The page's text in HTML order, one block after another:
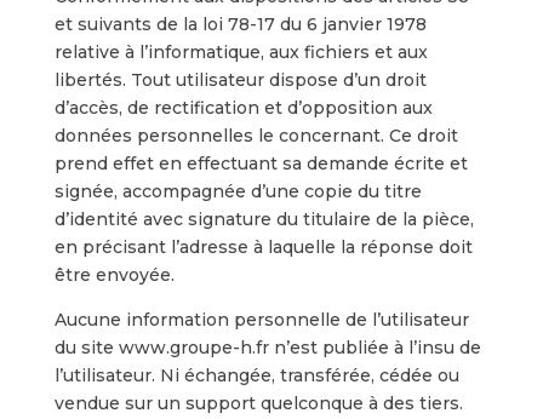
et suivants de la loi 78-17 du 6 janvier 1978
relative à l’informatique, aux fichiers et aux
libertés. Tout utilisateur dispose d’un droit
d’accès, de rectification et d’opposition aux
données personnelles le concernant. Ce droit
prend effet en effectuant sa demande écrite et
signée, accompagnée d’une copie du titre
d’identité avec signature du titulaire de la pièce,
en précisant l’adresse à laquelle la réponse doit
être envoyée.
Aucune information personnelle de l’utilisateur
du site www.groupe-h.fr n’est publiée à l’insu de
l’utilisateur. Ni échangée, transférée, cédée ou
vendue sur un support quelconque à des tiers.